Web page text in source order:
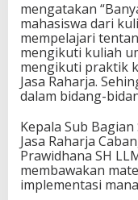
mengatakan
mahasiswa dari
mempelajari
mengikuti kuliah
mengikuti praktik
Jasa Raharja.
dalam bidang-
Kepala Sub
Jasa Raharja
Prawidhana SH
membawakan
implementasi